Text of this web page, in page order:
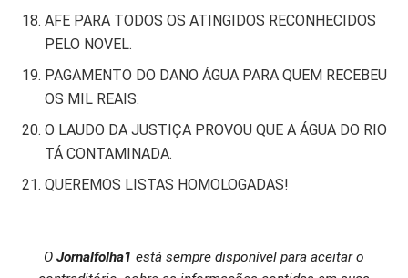
AFE PARA TODOS OS ATINGIDOS RECONHECIDOS
PELO NOVEL.
PAGAMENTO DO DANO ÁGUA PARA QUEM RECEBEU
OS MIL REAIS.
O LAUDO DA JUSTIÇA PROVOU QUE A ÁGUA DO RIO
TÁ CONTAMINADA.
QUEREMOS LISTAS HOMOLOGADAS!
O Jornalfolha1 está sempre disponível para aceitar o